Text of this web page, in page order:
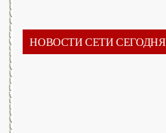
НОВОСТИ СЕТИ СЕГОДНЯ